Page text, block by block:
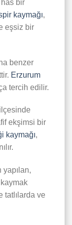
bir
kaymağı,
eşsiz bir
benzer
Erzurum
tercih edilir.
ekşimsi bir
kaymağı,
yapılan,
tatlılarda ve